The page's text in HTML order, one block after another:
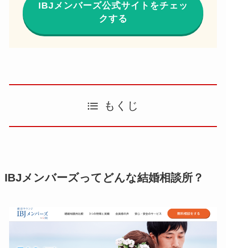
IBJメンバーズ公式サイトをチェッ
クする
もくじ
IBJメンバーズってどんな結婚相談所？